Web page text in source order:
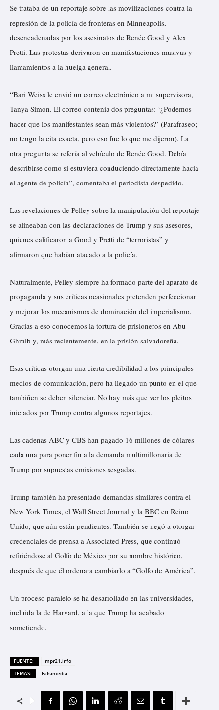
Se trataba de un reportaje sobre las movilizaciones contra la
represión de la policía de fronteras en Minneapolis,
desencadenadas por los asesinatos de Renée Good y Alex
Pretti. Las protestas derivaron en manifestaciones masivas y
llamamientos a la huelga general.
“Bari Weiss le envió un correo electrónico a mi supervisora,
Tanya Simon. El correo contenía dos preguntas: ‘¿Podemos
hacer que los manifestantes sean más violentos?’ (Parafraseo;
no tengo la cita exacta, pero eso fue lo que me dijeron). La
otra pregunta se refería al vehículo de Renée Good. Debía
describirse como si estuviera conduciendo directamente hacia
el agente de policía”, comentaba el periodista despedido.
Las revelaciones de Pelley sobre la manipulación del reportaje
se alineaban con las declaraciones de Trump y sus asesores,
quienes calificaron a Good y Pretti de “terroristas” y
afirmaron que habían atacado a la policía.
Naturalmente, Pelley siempre ha formado parte del aparato de
propaganda y sus críticas ocasionales pretenden perfeccionar
y mejorar los mecanismos de dominación del imperialismo.
Gracias a eso conocemos la tortura de prisioneros en Abu
Ghraib y, más recientemente, en la prisión salvadoreña.
Esas críticas otorgan una cierta credibilidad a los principales
medios de comunicación, pero ha llegado un punto en el que
tambiñen se deben silenciar. No hay más que ver los pleitos
iniciados por Trump contra algunos reportajes.
Las cadenas ABC y CBS han pagado 16 millones de dólares
cada una para poner fin a la demanda multimillonaria de
Trump por supuestas emisiones sesgadas.
Trump también ha presentado demandas similares contra el
New York Times, el Wall Street Journal y la BBC en Reino
Unido, que aún están pendientes. También se negó a otorgar
credenciales de prensa a Associated Press, que continuó
refiriéndose al Golfo de México por su nombre histórico,
después de que él ordenara cambiarlo a “Golfo de América”.
Un proceso paralelo se ha desarrollado en las universidades,
incluida la de Harvard, a la que Trump ha acabado
sometiendo.
FUENTE:
mpr21.info
TEMAS:
Falsimedia